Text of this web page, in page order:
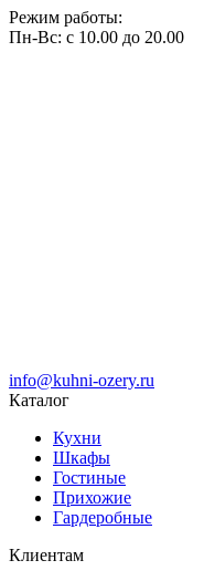
Режим работы:
Пн-Вс: с 10.00 до 20.00
info@kuhni-ozery.ru
Каталог
Кухни
Шкафы
Гостиные
Прихожие
Гардеробные
Клиентам